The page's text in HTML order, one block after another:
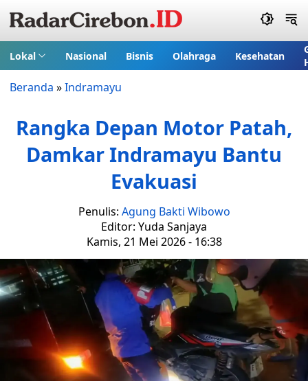
Lokal Nasional Bisnis Olahraga Kesehatan
Beranda »Indramayu
Rangka Depan Motor Patah,
Damkar Indramayu Bantu
Evakuasi
Penulis: Agung Bakti Wibowo
Editor: Yuda Sanjaya
Kamis, 21 Mei 2026 - 16:38